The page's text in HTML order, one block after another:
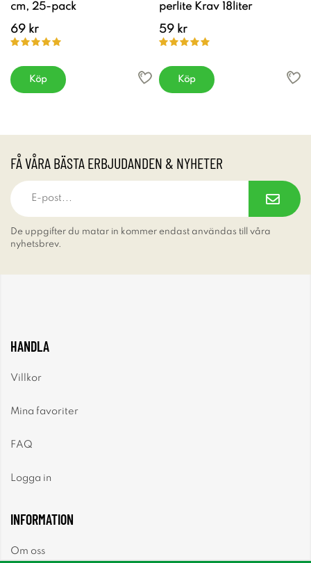
cm, 25-pack
69 kr
Köp
perlite Krav 18liter
59 kr
Köp
FÅ VÅRA BÄSTA ERBJUDANDEN & NYHETER
De uppgifter du matar in kommer endast användas till våra
nyhetsbrev.
HANDLA
Villkor
Mina favoriter
FAQ
Logga in
INFORMATION
Om oss